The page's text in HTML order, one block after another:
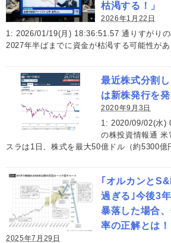
枯渇する！」
2026年1月22日
1: 2026/01/19(月) 18:36:51.57 通りすがり
2027年半ばまでに資金が枯渇する可能性が
最近株式分割
は新株発行を発
2020年9月3日
1: 2020/09/02(水)
の株投資情報通
スラは1日、株式を最大50億ドル（約5300億
｢オルカンと
過ぎる｣今後3
暴落した場合
率の正解とは！
2025年7月29日